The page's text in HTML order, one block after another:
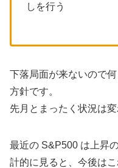
しを行う
下落局面が来ないので
方針です。
先月とまったく状況は変
最近の S&P500 は上昇
計的に見ると、今後は